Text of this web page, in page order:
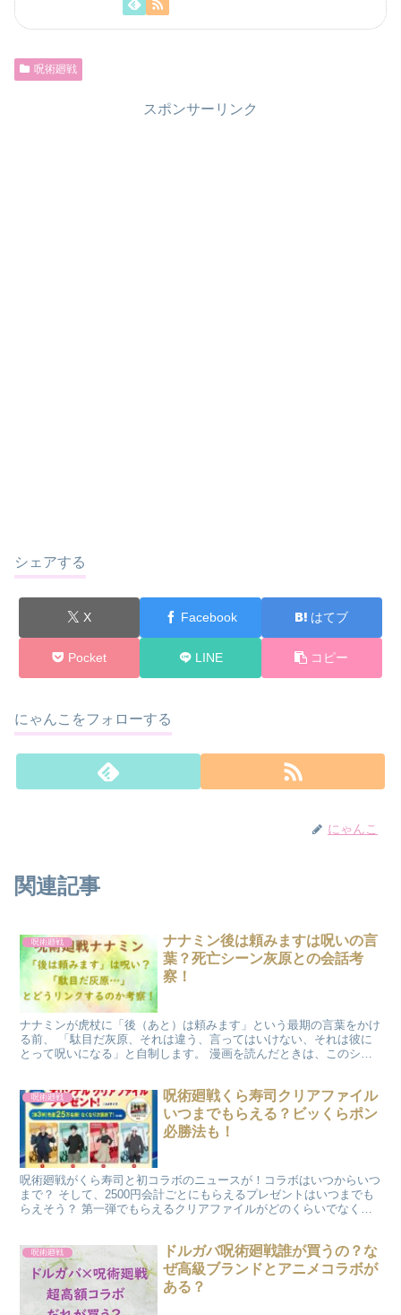
呪術廻戦
スポンサーリンク
シェアする
X Facebook はてブ
Pocket LINE コピー
にゃんこをフォローする
にゃんこ
関連記事
呪術廻戦
ナナミン後は頼みますは呪いの言
葉？死亡シーン灰原との会話考
察！
ナナミンが虎杖に「後（あと）は頼みます」という最期の言葉をかけ
る前、 「駄目だ灰原、それは違う、言ってはいけない、それは彼に
とって呪いになる」と自制します。 漫画を読んだときは、このシー
呪術廻戦
呪術廻戦くら寿司クリアファイル
いつまでもらえる？ビッくらポン
必勝法も！
呪術廻戦がくら寿司と初コラボのニュースが！コラボはいつからいつ
まで？ そして、2500円会計ごとにもらえるプレゼントはいつまでも
らえそう？ 第一弾でもらえるクリアファイルがどのくらいでなくな
呪術廻戦
ドルガバ呪術廻戦誰が買うの？な
ぜ高級ブランドとアニメコラボが
ある？